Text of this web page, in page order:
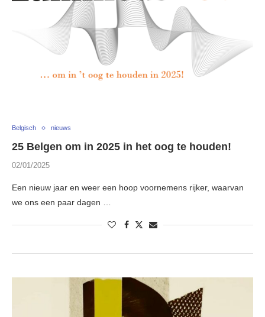
Belgisch nieuws
25 Belgen om in 2025 in het oog te houden!
02/01/2025
Een nieuw jaar en weer een hoop voornemens rijker, waarvan
we ons een paar dagen …